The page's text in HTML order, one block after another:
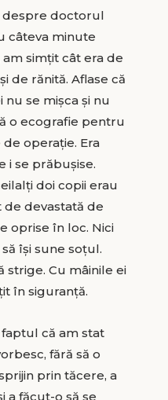
despre doctorul
câteva minute
simțit cât era de
de rănită. Aflase că
se mișca și nu
o ecografie pentru
operație. Era
i se prăbușise.
doi copii erau
de devastată de
oprise în loc. Nici
își sune soțul.
strige. Cu mâinile ei
în siguranță.
că am stat
fără să o
prin tăcere, a
a făcut-o să se